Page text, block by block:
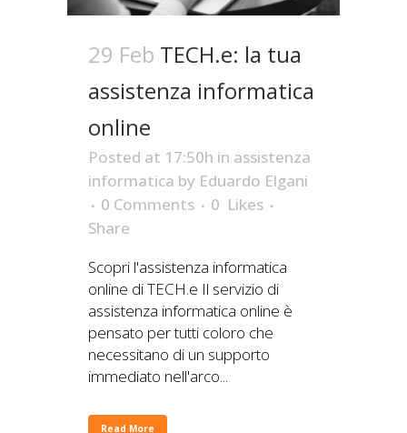
29 Feb TECH.e: la tua
assistenza informatica
online
Posted at 17:50h in assistenza
informatica by Eduardo Elgani
0 Comments
0 Likes
Share
Scopri l'assistenza informatica
online di TECH.e Il servizio di
assistenza informatica online è
pensato per tutti coloro che
necessitano di un supporto
immediato nell'arco...
Read More